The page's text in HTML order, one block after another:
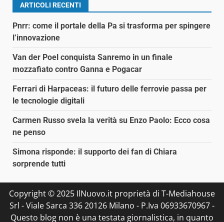
ARTICOLI RECENTI
Pnrr: come il portale della Pa si trasforma per spingere
l’innovazione
Van der Poel conquista Sanremo in un finale
mozzafiato contro Ganna e Pogacar
Ferrari di Harpaceas: il futuro delle ferrovie passa per
le tecnologie digitali
Carmen Russo svela la verità su Enzo Paolo: Ecco cosa
ne penso
Simona risponde: il supporto dei fan di Chiara
sorprende tutti
Copyright © 2025 IlNuovo.it proprietà di T-Mediahouse
Srl - Viale Sarca 336 20126 Milano - P.Iva 06933670967 -
Questo blog non è una testata giornalistica, in quanto